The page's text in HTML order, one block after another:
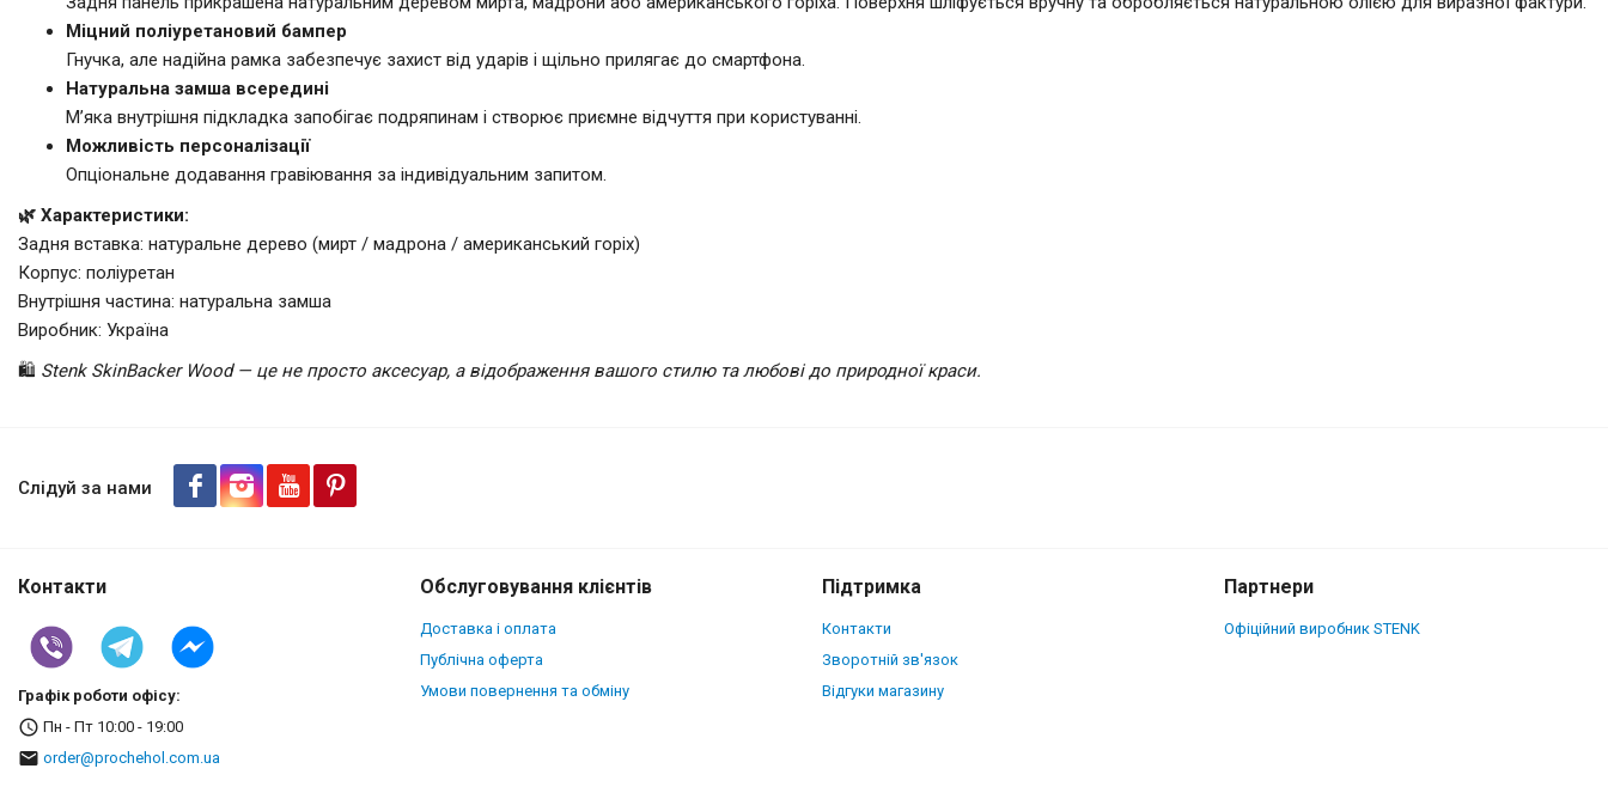
Міцний поліуретановий бампер
Гнучка, але надійна рамка забезпечує захист від ударів і щільно прилягає до смартфона.
Натуральна замша всередині
М’яка внутрішня підкладка запобігає подряпинам і створює приємне відчуття при користуванні.
Можливість персоналізації
Опціональне додавання гравіювання за індивідуальним запитом.
🌿 Характеристики:
Задня вставка: натуральне дерево (мирт / мадрона / американський горіх)
Корпус: поліуретан
Внутрішня частина: натуральна замша
Виробник: Україна
🛍️ Stenk SkinBacker Wood — це не просто аксесуар, а відображення вашого стилю та любові до природної краси.
Накладка SkinBacker Wood Samsung Galaxy S24 Ultra
Американський горіх
Слідуй за нами
Контакти
Графік роботи офісу:
Пн - Пт 10:00 - 19:00
order@prochehol.com.ua
Обслуговування клієнтів
Доставка і оплата
Публічна оферта
Умови повернення та обміну
Підтримка
Контакти
Зворотній зв'язок
Відгуки магазину
Партнери
Офіційний виробник STENK